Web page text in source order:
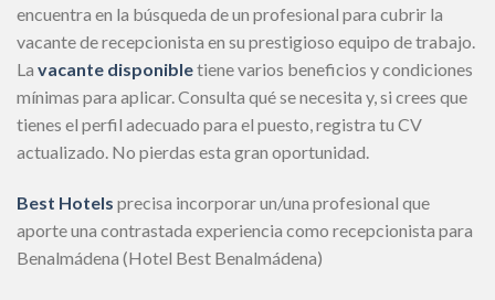
encuentra en la búsqueda de un profesional para cubrir la
vacante de recepcionista en su prestigioso equipo de trabajo.
La vacante disponibletiene varios beneficios y condiciones
mínimas para aplicar. Consulta qué se necesita y, si crees que
tienes el perfil adecuado para el puesto, registra tu CV
actualizado. No pierdas esta gran oportunidad.
Best Hotels precisa incorporar un/una profesional que
aporte una contrastada experiencia como recepcionista para
Benalmádena (Hotel Best Benalmádena)